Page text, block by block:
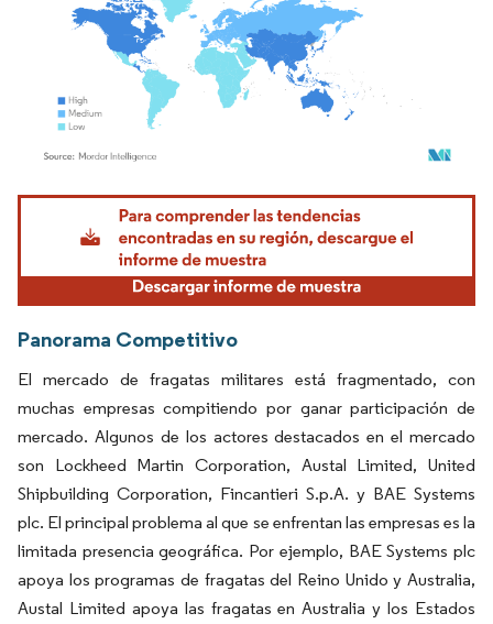
Imagen © Mordor Intelligence. El uso requiere atribución según CC BY 4.0.
Panorama Competitivo
El mercado de fragatas militares está fragmentado, con
muchas empresas compitiendo por ganar participación de
mercado. Algunos de los actores destacados en el mercado
son Lockheed Martin Corporation, Austal Limited, United
Shipbuilding Corporation, Fincantieri S.p.A. y BAE Systems
plc. El principal problema al que se enfrentan las empresas es la
limitada presencia geográfica. Por ejemplo, BAE Systems plc
apoya los programas de fragatas del Reino Unido y Australia,
Austal Limited apoya las fragatas en Australia y los Estados